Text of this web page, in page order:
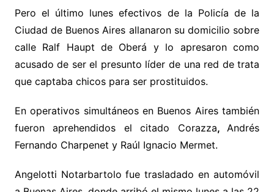
Pero el último lunes efectivos de la Policía de la
Ciudad de Buenos Aires allanaron su domicilio sobre
calle Ralf Haupt de Oberá y lo apresaron como
acusado de ser el presunto líder de una red de trata
que captaba chicos para ser prostituidos.
En operativos simultáneos en Buenos Aires también
fueron aprehendidos el citado Corazza, Andrés
Fernando Charpenet y Raúl Ignacio Mermet.
Angelotti Notarbartolo fue trasladado en automóvil